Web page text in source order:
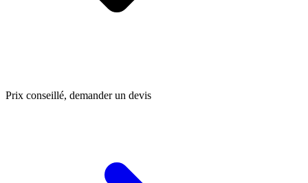
Prix conseillé, demander un devis